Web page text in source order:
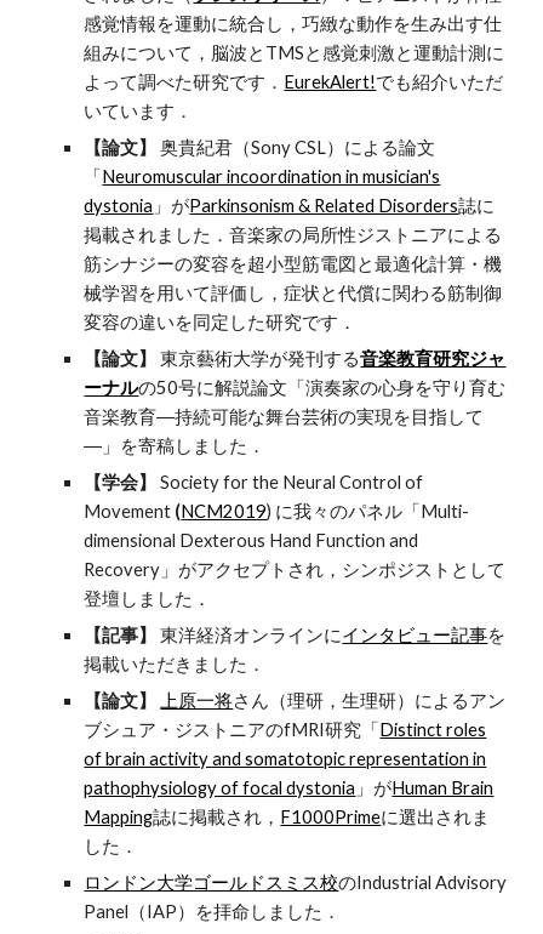
感覚情報を運動に統合し，巧緻な動作を生み出す仕
組みについて，脳波とTMSと感覚刺激と運動計測に
よって調べた研究です． EurekAlert!でも紹介いただ
いています．
【論文】奥貴紀君（Sony CSL）による論文
「Neuromuscular incoordination in musician's
dystonia 」がParkinsonism & Related Disorders誌に
掲載されました．音楽家の局所性ジストニアによる
筋シナジーの変容を超小型筋電図と最適化計算・機
械学習を用いて評価し，症状と代償に関わる筋制御
変容の違いを同定した研究です．
【論文】東京藝術大学が発刊する音楽教育研究ジャ
ーナルの50号に解説論文「演奏家の心身を守り育む
音楽教育―持続可能な舞台芸術の実現を目指して
―」を寄稿しました．
【学会】Society for the Neural Control of
Movement (NCM2019) に我々のパネル「Multi-
dimensional Dexterous Hand Function and
Recovery」がアクセプトされ，シンポジストとして
登壇しました．
【記事】東洋経済オンラインにインタビュー記事を
掲載いただきました．
【論文】
上原一将さん（理研，生理研）によるアン
ブシュア・ジストニアのfMRI研究「Distinct roles
of brain activity and somatotopic representation in
pathophysiology of focal dystonia 」がHuman Brain
Mapping誌に掲載され， F1000Primeに選出されま
した．
ロンドン大学ゴールドスミス校のIndustrial Advisory
Panel（IAP）を拝命しました．